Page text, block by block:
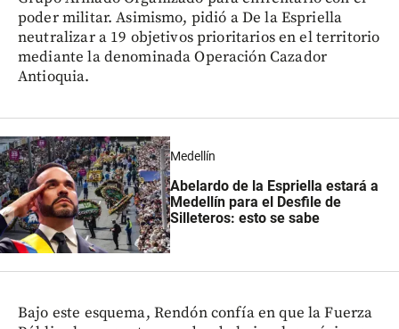
poder militar. Asimismo, pidió a De la Espriella
neutralizar a 19 objetivos prioritarios en el territorio
mediante la denominada Operación Cazador
Antioquia.
Medellín
Abelardo de la Espriella estará a
Medellín para el Desfile de
Silleteros: esto se sabe
Bajo este esquema, Rendón confía en que la Fuerza